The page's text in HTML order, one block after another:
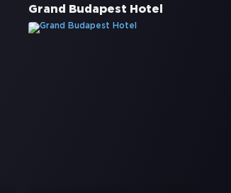
Grand Budapest Hotel